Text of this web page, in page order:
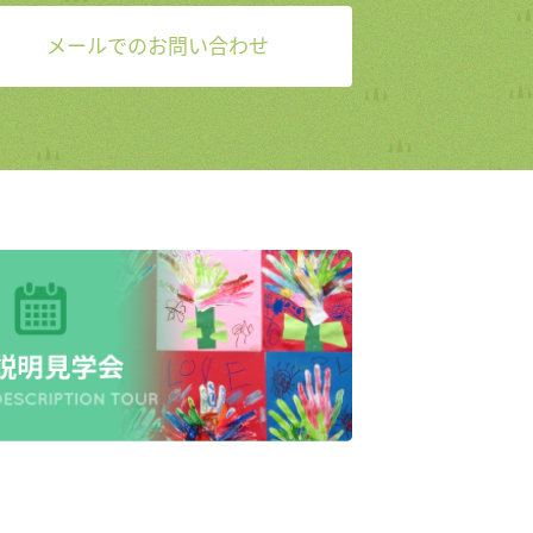
メールでのお問い合わせ